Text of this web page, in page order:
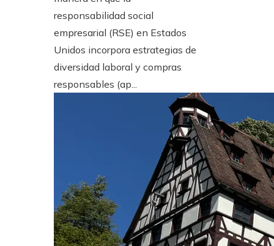
responsabilidad social
empresarial (RSE) en Estados
Unidos incorpora estrategias de
diversidad laboral y compras
responsables (ap...